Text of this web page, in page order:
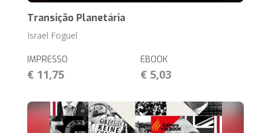
Transição Planetária
Israel Foguel
IMPRESSO
€ 11,75
EBOOK
€ 5,03